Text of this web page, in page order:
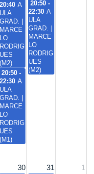
20:50 -
22:30 A
ULA
GRAD. |
MARCE
LO
RODRIG
UES
(M1)
20:50 -
22:30 A
ULA
GRAD. |
MARCE
LO
RODRIG
UES
(M2)
20:40 A
ULA
GRAD. |
MARCE
LO
RODRIG
UES
(M2)
30 31 1